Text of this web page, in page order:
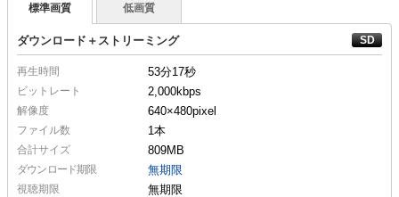
標準画質 低画質
ダウンロード＋ストリーミング
再生時間 53分17秒
ビットレート 2,000kbps
解像度 640×480pixel
ファイル数 1本
合計サイズ 809MB
ダウンロード期限 無期限
視聴期限 無期限